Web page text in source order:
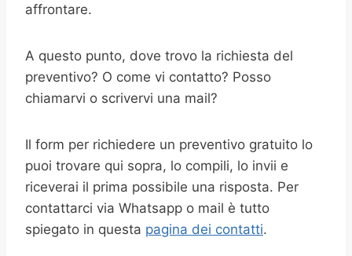
affrontare.
A questo punto, dove trovo la richiesta del
preventivo? O come vi contatto? Posso
chiamarvi o scrivervi una mail?
Il form per richiedere un preventivo gratuito lo
puoi trovare qui sopra, lo compili, lo invii e
riceverai il prima possibile una risposta. Per
contattarci via Whatsapp o mail è tutto
spiegato in questa pagina dei contatti.